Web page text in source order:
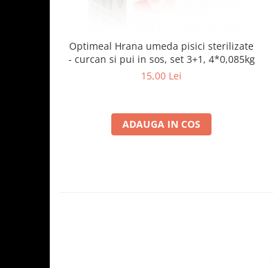
Optimeal Hrana umeda pisici sterilizate
- curcan si pui in sos, set 3+1, 4*0,085kg
15,00 Lei
ADAUGA IN COS